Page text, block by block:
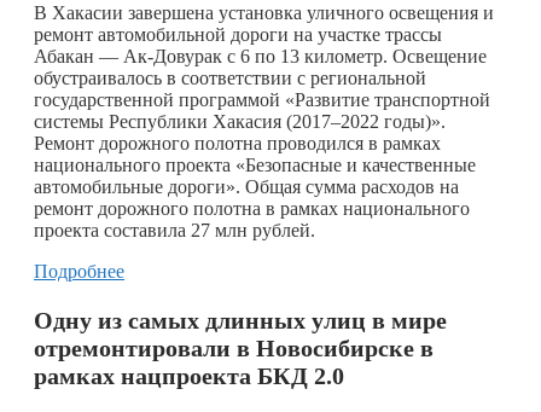
В Хакасии завершена установка уличного освещения и
ремонт автомобильной дороги на участке трассы
Абакан — Ак-Довурак с 6 по 13 километр. Освещение
обустраивалось в соответствии с региональной
государственной программой «Развитие транспортной
системы Республики Хакасия (2017–2022 годы)».
Ремонт дорожного полотна проводился в рамках
национального проекта «Безопасные и качественные
автомобильные дороги». Общая сумма расходов на
ремонт дорожного полотна в рамках национального
проекта составила 27 млн рублей.
Подробнее
Одну из самых длинных улиц в мире
отремонтировали в Новосибирске в
рамках нацпроекта БКД 2.0